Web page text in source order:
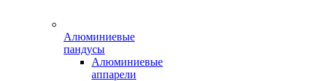
Алюминиевые
пандусы
Алюминиевые
аппарели